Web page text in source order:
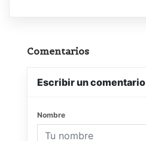
Comentarios
Escribir un comentario
Nombre